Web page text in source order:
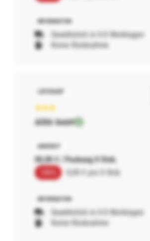
Gewöhnlich in 0-0 Werktagen
Keine Rücknahme
AERA GmbH
00,00 € / Packung 0 Stck.
0,00 € pro 0 Stck.
Gewöhnlich in 0-0 Werktagen
Keine Rücknahme